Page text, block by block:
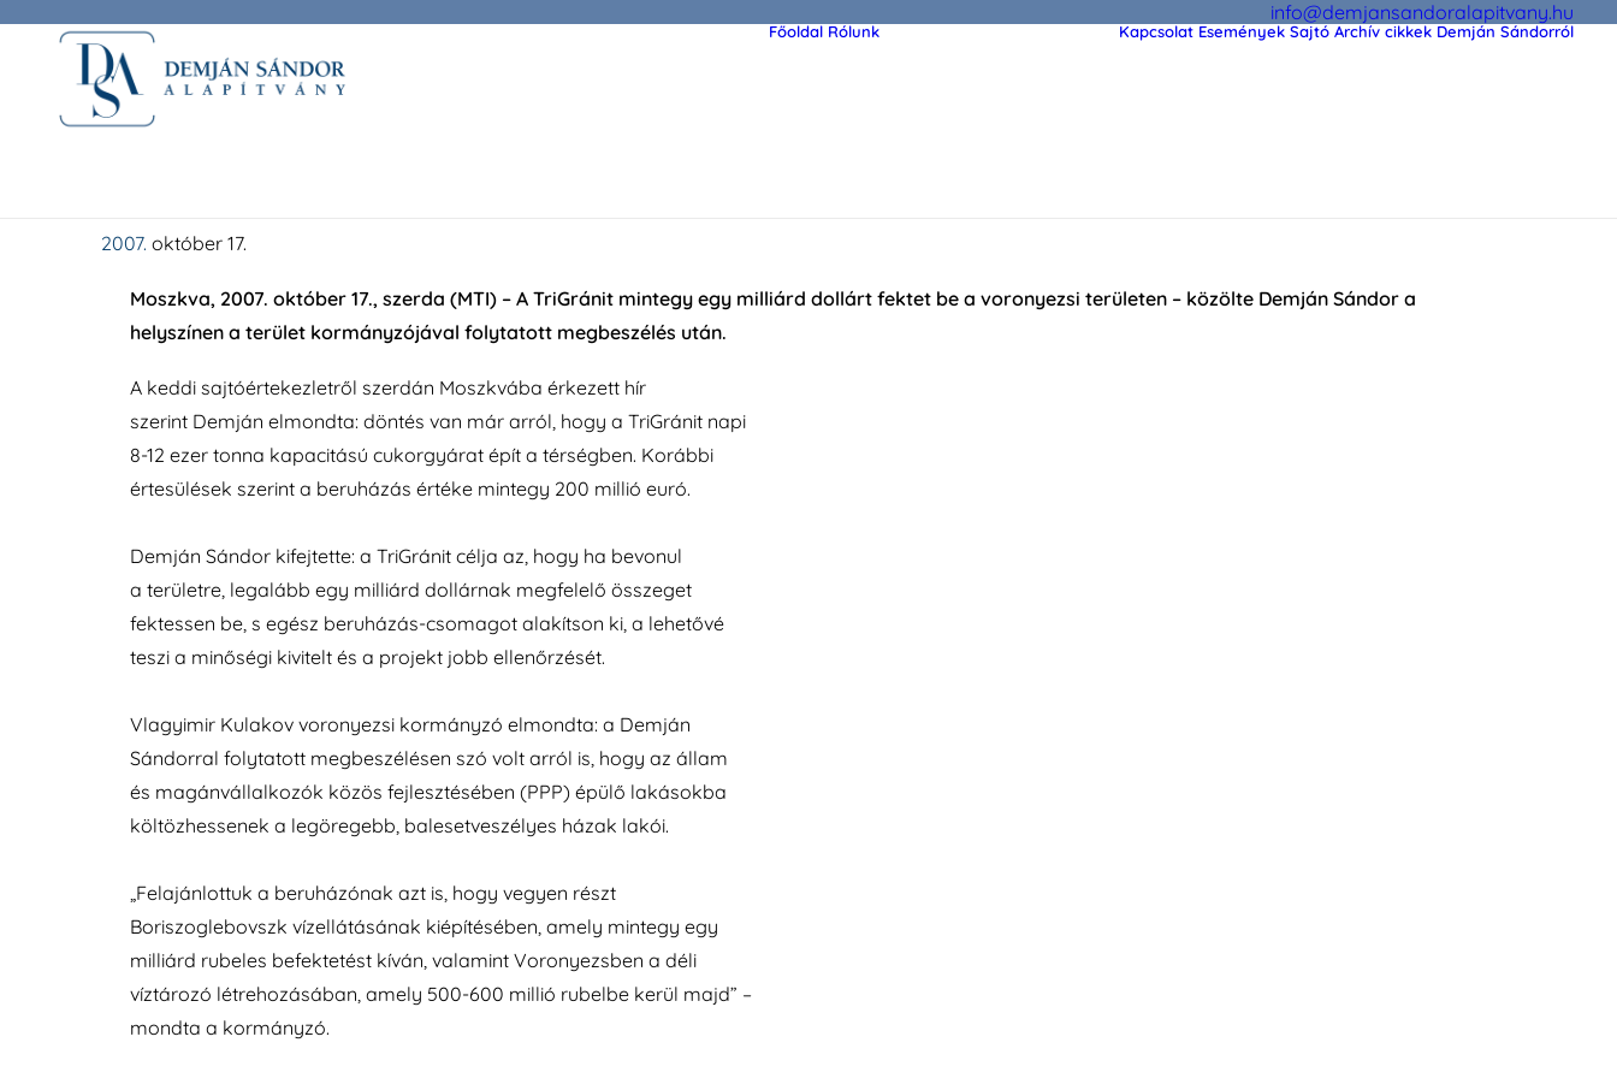
info@demjansandoralapitvany.hu
Főoldal Rólunk Kapcsolat Események Sajtó Archív cikkek Demján Sándorról
október 17.
Moszkva, 2007. október 17., szerda (MTI) – A TriGránit mintegy egy milliárd dollárt fektet be a voronyezsi területen – közölte Demján Sándor a
helyszínen a terület kormányzójával folytatott megbeszélés után.
A keddi sajtóértekezletről szerdán Moszkvába érkezett hír
szerint Demján elmondta: döntés van már arról, hogy a TriGránit napi
8-12 ezer tonna kapacitású cukorgyárat épít a térségben. Korábbi
értesülések szerint a beruházás értéke mintegy 200 millió euró.
Demján Sándor kifejtette: a TriGránit célja az, hogy ha bevonul
a területre, legalább egy milliárd dollárnak megfelelő összeget
fektessen be, s egész beruházás-csomagot alakítson ki, a lehetővé
teszi a minőségi kivitelt és a projekt jobb ellenőrzését.
Vlagyimir Kulakov voronyezsi kormányzó elmondta: a Demján
Sándorral folytatott megbeszélésen szó volt arról is, hogy az állam
és magánvállalkozók közös fejlesztésében (PPP) épülő lakásokba
költözhessenek a legöregebb, balesetveszélyes házak lakói.
„Felajánlottuk a beruházónak azt is, hogy vegyen részt
Boriszoglebovszk vízellátásának kiépítésében, amely mintegy egy
milliárd rubeles befektetést kíván, valamint Voronyezsben a déli
víztározó létrehozásában, amely 500-600 millió rubelbe kerül majd” –
mondta a kormányzó.